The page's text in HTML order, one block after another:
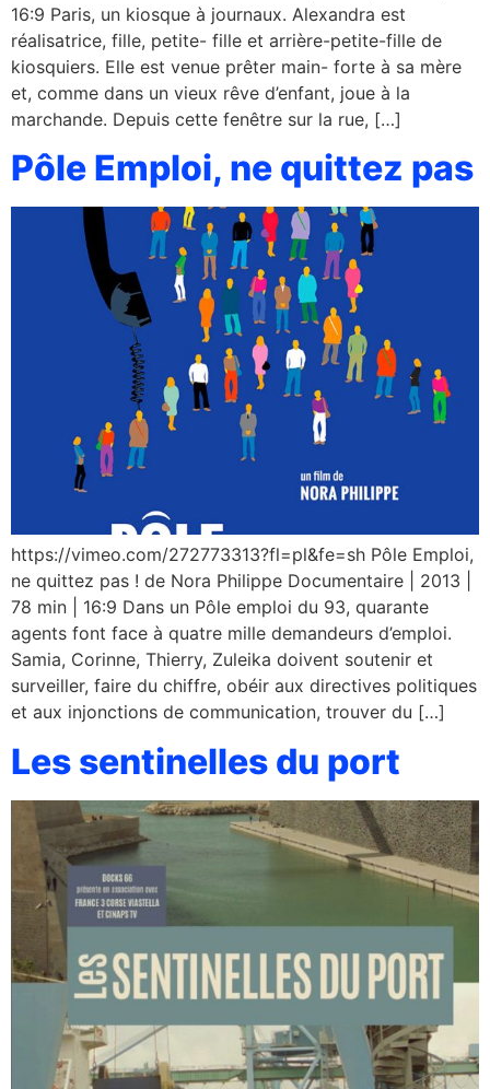
16:9 Paris, un kiosque à journaux. Alexandra est
réalisatrice, fille, petite- fille et arrière-petite-fille de
kiosquiers. Elle est venue prêter main- forte à sa mère
et, comme dans un vieux rêve d’enfant, joue à la
marchande. Depuis cette fenêtre sur la rue, […]
Pôle Emploi, ne quittez pas
https://vimeo.com/272773313?fl=pl&fe=sh Pôle Emploi,
ne quittez pas ! de Nora Philippe Documentaire | 2013 |
78 min | 16:9 Dans un Pôle emploi du 93, quarante
agents font face à quatre mille demandeurs d’emploi.
Samia, Corinne, Thierry, Zuleika doivent soutenir et
surveiller, faire du chiffre, obéir aux directives politiques
et aux injonctions de communication, trouver du […]
Les sentinelles du port